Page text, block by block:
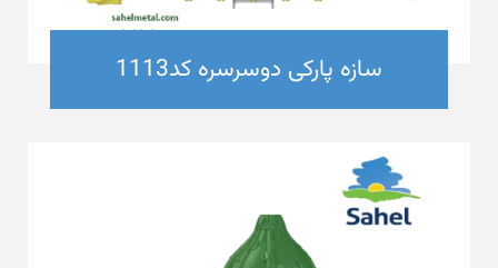
سازه پارکی دوسرسره کد1113